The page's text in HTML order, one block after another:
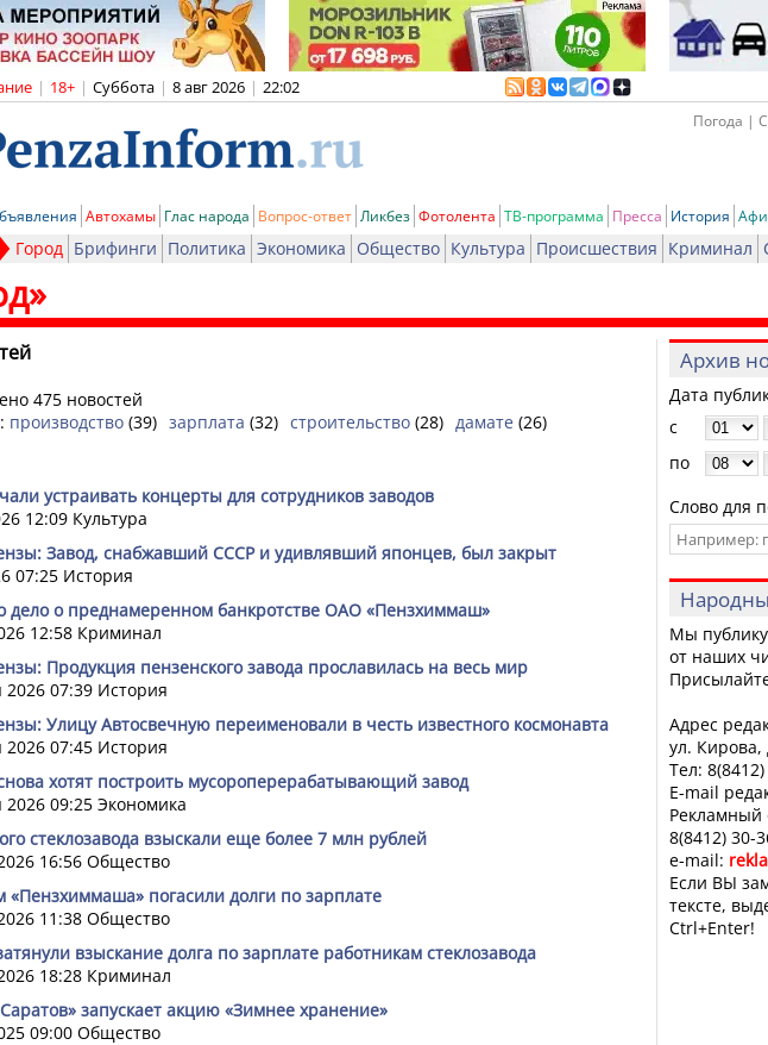
| 18+ | Суббота | 8 авг 2026 | 22:02
Погода |
Автохамы Глас народа Вопрос-ответ Ликбез Фотолента ТВ-программа Пресса История
Город Брифинги Политика Экономика Общество Культура Происшествия Криминал
475 новостей
производство (39) зарплата (32) строительство (28) дамате (26)
устраивать концерты для сотрудников заводов
12:09 Культура
Завод, снабжавший СССР и удивлявший японцев, был закрыт
07:25 История
дело о преднамеренном банкротстве ОАО «Пензхиммаш»
12:58 Криминал
Продукция пензенского завода прославилась на весь мир
2026 07:39 История
Улицу Автосвечную переименовали в честь известного космонавта
2026 07:45 История
хотят построить мусороперерабатывающий завод
2026 09:25 Экономика
стеклозавода взыскали еще более 7 млн рублей
16:56 Общество
«Пензхиммаша» погасили долги по зарплате
11:38 Общество
взыскание долга по зарплате работникам стеклозавода
18:28 Криминал
запускает акцию «Зимнее хранение»
09:00 Общество
Архив
Дата
с
по
Слово для
Мы
от наших
Адрес
ул. Кирова,
Тел:
E-mail
Рекламный
8(8412) 30-
e-mail:
Если ВЫ
тексте,
Ctrl+Enter!